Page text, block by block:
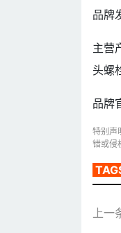
品牌
主营
头螺
品牌
特别声
错或侵